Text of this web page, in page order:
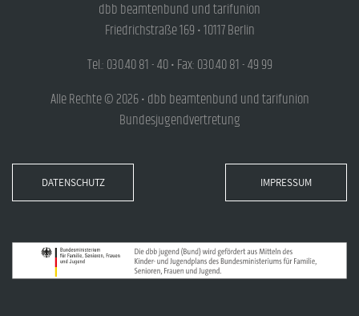
dbb beamtenbund und tarifunion
Friedrichstraße 169 • 10117 Berlin
Tel.: 030.40 81 - 40 • Fax: 030.40 81 - 49 99
Alle Rechte © 2026 • dbb beamtenbund und tarifunion
Bundesjugendvertretung
DATENSCHUTZ IMPRESSUM